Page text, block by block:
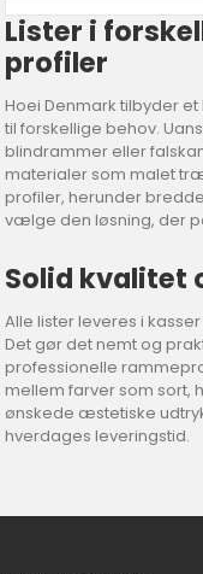
Lister i
profiler
Hoei Denmark tilbyder
til forskellige behov.
blindrammer eller
materialer som malet
profiler, herunder
vælge den løsning, der
Solid kvalitet
Alle lister leveres i
Det gør det nemt og
professionelle
mellem farver som sort,
ønskede æstetiske
hverdages leveringstid.